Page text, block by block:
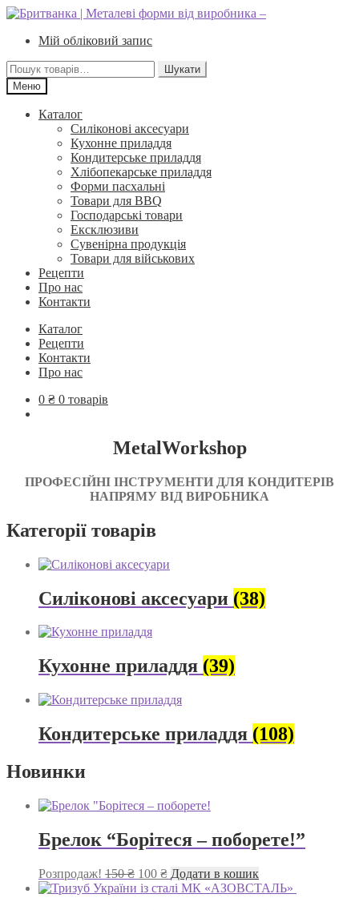
Перейти
навігації
Перейти
вмістуМій обліковий запис
Шукати:
Шукати
Меню
Каталог
Силіконові аксесуари
Кухонне приладдя
Кондитерське приладдя
Хлібопекарське приладдя
Форми пасхальні
Товари для BBQ
Господарські товари
Ексклюзиви
Сувенірна продукція
Товари для військових
Рецепти
Про нас
Контакти
Каталог
Рецепти
Контакти
Про нас
0 ₴ 0 товарів
MetalWorkshop
ПРОФЕСІЙНІ ІНСТРУМЕНТИ ДЛЯ КОНДИТЕРІВ
НАПРЯМУ ВІД ВИРОБНИКА
Категорії товарів
Силіконові аксесуари (38)
Кухонне приладдя (39)
Кондитерське приладдя (108)
Новинки
Брелок “Борітеся – поборете!”
Розпродаж! 150₴ Оригінальна
ціна:
100 ₴Поточна
ціна:
Додати в кошик